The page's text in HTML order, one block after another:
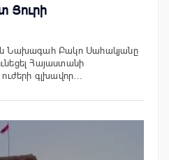
Յուրի
Նախագահ Բակո Սահակյանը
Հայաստանի
գլխավոր…